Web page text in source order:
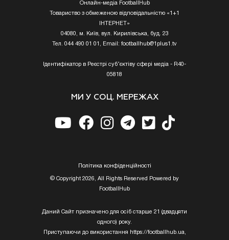
Онлайн-медіа FootballHub
Товариство з обмеженою відповідальністю «1+1
ІНТЕРНЕТ»
04080, м. Київ, вул. Кирилівська, буд. 23
Тел. 044 490 01 01, Email: footballhub@1plus1.tv
Ідентифікатор в Реєстрі суб’єктіву сфері медіа - R40-
05818
МИ У СОЦ. МЕРЕЖАХ
Полiтика конфiденцiйностi
© Copyright 2026, All Rights Reserved Powered by
FootballHub
Даний Сайт призначено для осіб старше 21 (двадцяти
одного) року.
Приступаючи до використання https://footballhub.ua,